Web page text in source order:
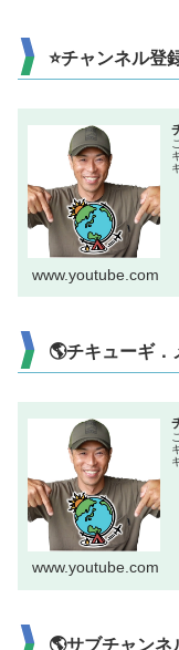
⭐チャンネル登
www.youtube.com
🌎チキューギ．
www.youtube.com
🌎サブチャンネ